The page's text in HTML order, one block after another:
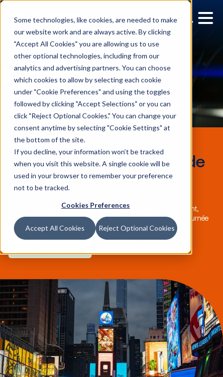
Some technologies, like cookies, are needed to make
our website work and are always active. By clicking
"Accept All Cookies" you are allowing us to use
other optional technologies, including from our
analytics and advertising partners. You can choose
which cookies to allow by selecting each cookie
under "Cookie Preferences" and using the toggles
followed by clicking "Accept Selections" or you can
click "Reject Optional Cookies." You can change your
consent anytime by selecting "Cookie Settings" at
the bottom of the site.
If you decline, your information won’t be tracked
when you visit this website. A single cookie will be
used in your browser to remember your preference
not to be tracked.
Cookies Preferences
Accept All Cookies Reject Optional Cookies
Vistar Media, spécialiste
la publicité extérieure.
captivent… et peuvent même bouleverser le cours de la
CONTACTEZ-NOUS EXPLOREZ LES